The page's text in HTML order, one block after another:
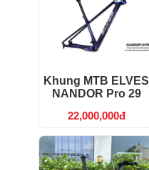
Khung MTB ELVES
NANDOR Pro 29
22,000,000đ